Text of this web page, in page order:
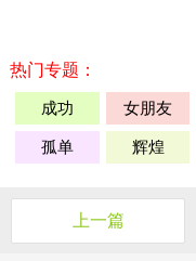
志，协力攻关，笑看燕
9. 勇者，必以决斗
以鼠目之寸光量人生此
热门专题：
成功 女朋友
孤单 辉煌
上一篇